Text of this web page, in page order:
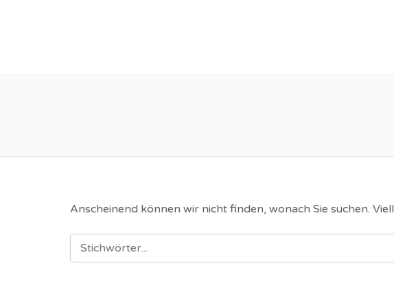
Anscheinend können wir nicht finden, wonach Sie suchen.
SEARCH FOR: